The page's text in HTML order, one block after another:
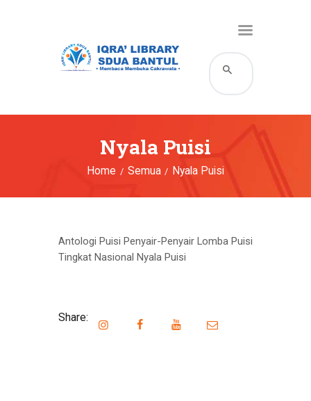
Nyala Puisi
Home Semua Nyala Puisi
KATALOG
PROFIL
LAYANAN
HUBUNGI KAMI
Antologi Puisi Penyair-Penyair Lomba Puisi
Tingkat Nasional Nyala Puisi
Share: